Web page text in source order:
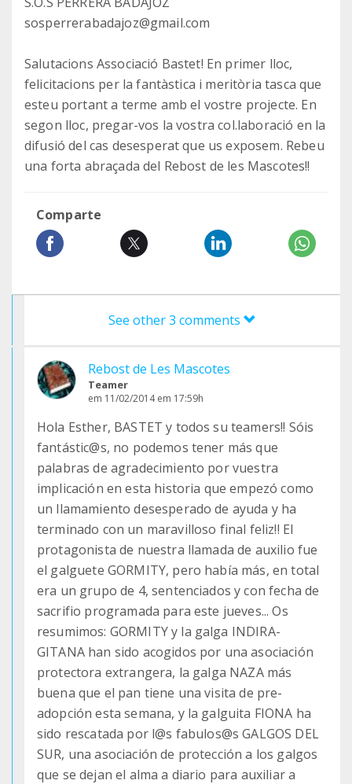
sosperrerabadajoz@gmail.com
Salutacions Associació Bastet! En primer lloc,
felicitacions per la fantàstica i meritòria tasca que
esteu portant a terme amb el vostre projecte. En
segon lloc, pregar-vos la vostra col.laboració en la
difusió del cas desesperat que us exposem. Rebeu
una forta abraçada del Rebost de les Mascotes!!
Comparte
See other 3 comments
Rebost de Les Mascotes
Teamer
em 11/02/2014 em 17:59h
Hola Esther, BASTET y todos su teamers!! Sóis
fantástic@s, no podemos tener más que
palabras de agradecimiento por vuestra
implicación en esta historia que empezó como
un llamamiento desesperado de ayuda y ha
terminado con un maravilloso final feliz!! El
protagonista de nuestra llamada de auxilio fue
el galguete GORMITY, pero había más, en total
era un grupo de 4, sentenciados y con fecha de
sacrifio programada para este jueves... Os
resumimos: GORMITY y la galga INDIRA-
GITANA han sido acogidos por una asociación
protectora extrangera, la galga NAZA más
buena que el pan tiene una visita de pre-
adopción esta semana, y la galguita FIONA ha
sido rescatada por l@s fabulos@s GALGOS DEL
SUR, una asociación de protección a los galgos
que se dejan el alma a diario para auxiliar a